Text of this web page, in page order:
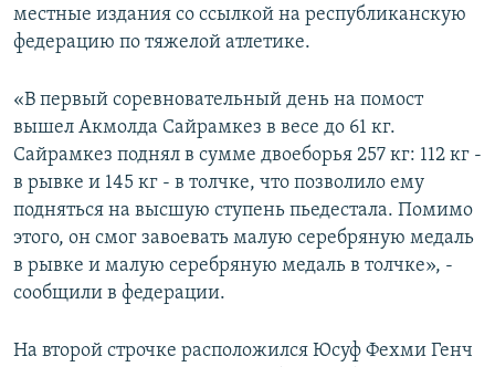
местные издания со ссылкой на республиканскую
федерацию по тяжелой атлетике.
«В первый соревновательный день на помост
вышел Акмолда Сайрамкез в весе до 61 кг.
Сайрамкез поднял в сумме двоеборья 257 кг: 112 кг -
в рывке и 145 кг - в толчке, что позволило ему
подняться на высшую ступень пьедестала. Помимо
этого, он смог завоевать малую серебряную медаль
в рывке и малую серебряную медаль в толчке», -
сообщили в федерации.
На второй строчке расположился Юсуф Фехми Генч